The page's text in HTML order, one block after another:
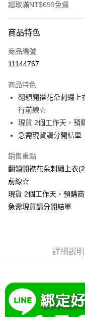
超取滿NT$699免運
信用卡一次付款
超商取貨付款
Apple Pay
街口支付
悠遊付
Google Pay
全支付
大哥付你分期
2.付款方式選擇「大哥付
4.訂單成立30分鐘內，如
消。如遇「轉專審核」未
法說明評估內容。
【繳款方式說明】
１．簡單：不需註冊會員
２．便利：只要手機號碼
３．安心：先確認商品／
相關說明
「Hami Point」為中華電
會員帳號後，即可在購物
ATM付款
商品特色
商品編號
11144767
商品特色
翻領開襟花朵刺繡
行前線☆
現貨 2個工作天，預
急需現貨請分開結單
銷售重點
翻領開襟花朵刺繡上衣
前線☆
現貨 2個工作天，預購
急需現貨請分開結單
詳細說明